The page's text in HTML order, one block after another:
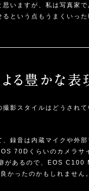
いますが、私は写真家
という点もうまくいっ
影スタイルはどうされて
録音は内蔵マイクや外
70Dくらいのカメラサ
があるので、EOS
かったのかもしれません